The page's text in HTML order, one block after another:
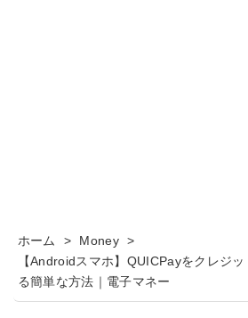
ホーム > Money >
【Androidスマホ】QUICPayをクレジ
る簡単な方法｜電子マネー